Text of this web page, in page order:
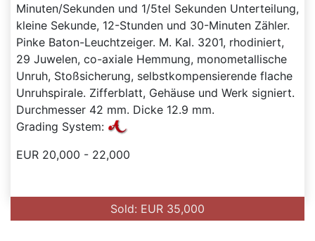
Minuten/Sekunden und 1/5tel Sekunden Unterteilung,
kleine Sekunde, 12-Stunden und 30-Minuten Zähler.
Pinke Baton-Leuchtzeiger. M. Kal. 3201, rhodiniert,
29 Juwelen, co-axiale Hemmung, monometallische
Unruh, Stoßsicherung, selbstkompensierende flache
Unruhspirale. Zifferblatt, Gehäuse und Werk signiert.
Durchmesser 42 mm. Dicke 12.9 mm.
Grading System:
EUR 20,000 - 22,000
Sold: EUR 35,000